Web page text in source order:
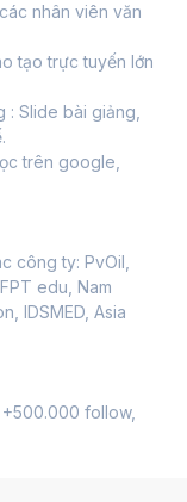
nhân viên văn
tạo trực tuyến lớn
: Slide bài giảng,
trên google,
công ty: PvOil,
edu, Nam
IDSMED, Asia
follow,